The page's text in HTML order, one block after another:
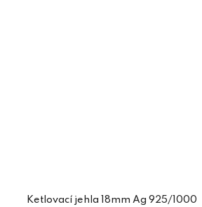
Ketlovací jehla 18mm Ag 925/1000